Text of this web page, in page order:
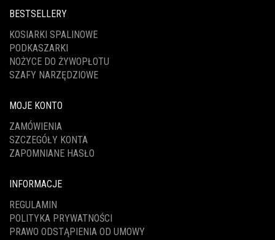
BESTSELLERY
KOSIARKI SPALINOWE
PODKASZARKI
NOŻYCE DO ŻYWOPŁOTU
SZAFY NARZĘDZIOWE
MOJE KONTO
ZAMÓWIENIA
SZCZEGÓŁY KONTA
ZAPOMNIANE HASŁO
INFORMACJE
REGULAMIN
POLITYKA PRYWATNOŚCI
PRAWO ODSTĄPIENIA OD UMOWY